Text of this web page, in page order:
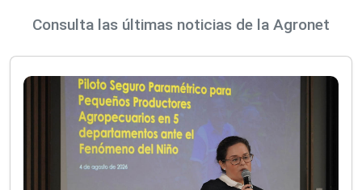
Consulta las últimas noticias de la Agronet